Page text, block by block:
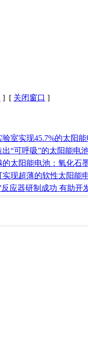
] [ 关闭窗口 ]
验室实现45.7%的太阳
出“可呼吸”的太阳能电
的太阳能电池：氧化石
实现超薄的软性太阳能
反应器研制成功 有助开